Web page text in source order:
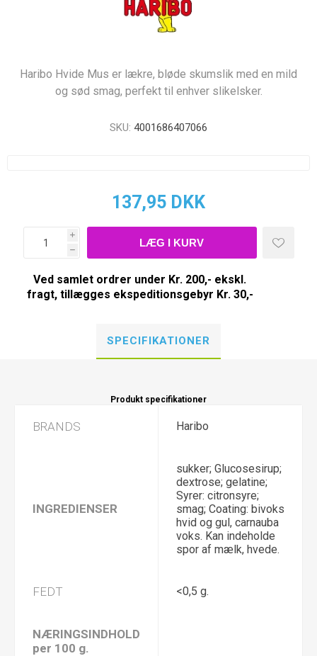
Haribo Hvide Mus er lækre, bløde skumslik med en mild
og sød smag, perfekt til enhver slikelsker.
SKU: 4001686407066
137,95 DKK
i
h
Ved samlet ordrer under Kr. 200,- ekskl.
fragt, tillægges ekspeditionsgebyr Kr. 30,-
SPECIFIKATIONER
Produkt specifikationer
BRANDS Haribo
INGREDIENSER
sukker; Glucosesirup;
dextrose; gelatine;
Syrer: citronsyre;
smag; Coating: bivoks
hvid og gul, carnauba
voks. Kan indeholde
spor af mælk, hvede.
FEDT <0,5 g.
NÆRINGSINDHOLD
per 100 g.